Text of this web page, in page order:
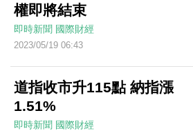
權即將結束
即時新聞 國際財經
2023/05/19 06:43
道指收市升115點 納指漲
1.51%
即時新聞 國際財經